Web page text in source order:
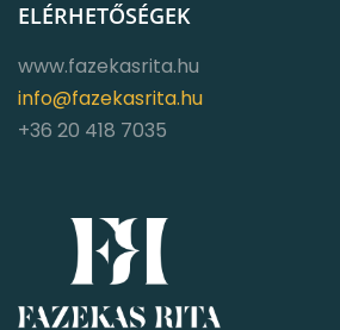
ELÉRHETŐSÉGEK
www.fazekasrita.hu
info@fazekasrita.hu
+36 20 418 7035